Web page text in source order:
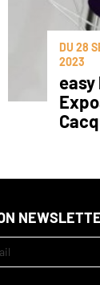
DU 28
2023
easy